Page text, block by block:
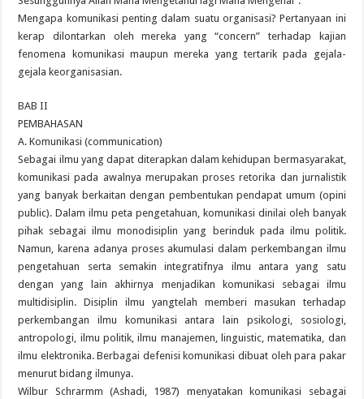
Mengapa komunikasi penting dalam suatu organisasi? Pertanyaan ini
kerap dilontarkan oleh mereka yang “concern” terhadap kajian
fenomena komunikasi maupun mereka yang tertarik pada gejala-
gejala keorganisasian.
BAB II
PEMBAHASAN
A. Komunikasi (communication)
Sebagai ilmu yang dapat diterapkan dalam kehidupan bermasyarakat,
komunikasi pada awalnya merupakan proses retorika dan jurnalistik
yang banyak berkaitan dengan pembentukan pendapat umum (opini
public). Dalam ilmu peta pengetahuan, komunikasi dinilai oleh banyak
pihak sebagai ilmu monodisiplin yang berinduk pada ilmu politik.
Namun, karena adanya proses akumulasi dalam perkembangan ilmu
pengetahuan serta semakin integratifnya ilmu antara yang satu
dengan yang lain akhirnya menjadikan komunikasi sebagai ilmu
multidisiplin. Disiplin ilmu yangtelah memberi masukan terhadap
perkembangan ilmu komunikasi antara lain psikologi, sosiologi,
antropologi, ilmu politik, ilmu manajemen, linguistic, matematika, dan
ilmu elektronika. Berbagai defenisi komunikasi dibuat oleh para pakar
menurut bidang ilmunya.
Wilbur Schrarmm (Ashadi, 1987) menyatakan komunikasi sebagai